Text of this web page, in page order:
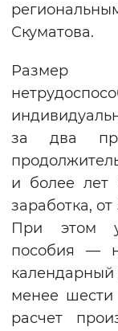
Скуматова.
Размер
за два
и более лет
заработка,
При этом
пособия —
календарный
менее
расчет